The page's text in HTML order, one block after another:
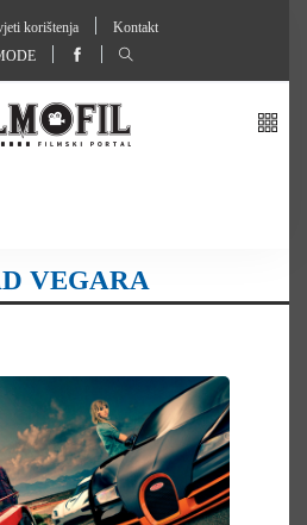
korištenja
Kontakt
VEGARA